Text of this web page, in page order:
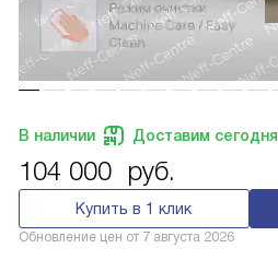
В наличии Доставим сегодня
104 000 руб.
Купить в 1 клик
Обновление цен от 7 августа 2026